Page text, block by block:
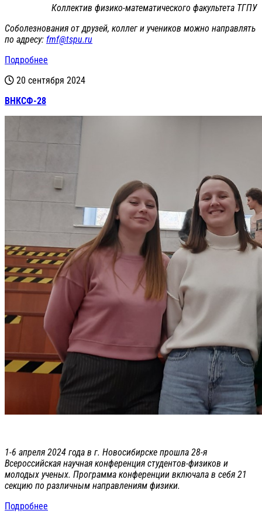
Коллектив физико-математического факультета ТГПУ
Соболезнования от друзей, коллег и учеников можно направлять
по адресу: fmf@tspu.ru
Подробнее
20 сентября 2024
ВНКСФ-28
1-6 апреля 2024 года в г. Новосибирске прошла 28-я
Всероссийская научная конференция студентов-физиков и
молодых ученых. Программа конференции включала в себя 21
секцию по различным направлениям физики.
Подробнее